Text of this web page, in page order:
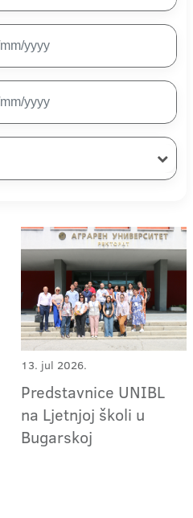
13. jul 2026.
Predstavnice UNIBL
na Ljetnjoj školi u
Bugarskoj